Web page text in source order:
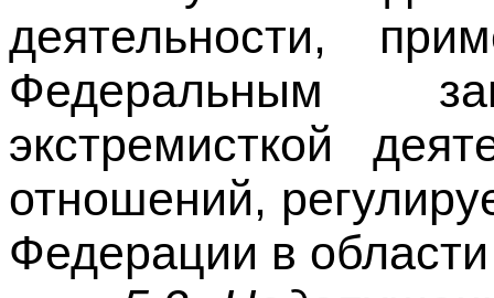
экстремисткой
отношений,
Федерации в
5.2.
деятельности при